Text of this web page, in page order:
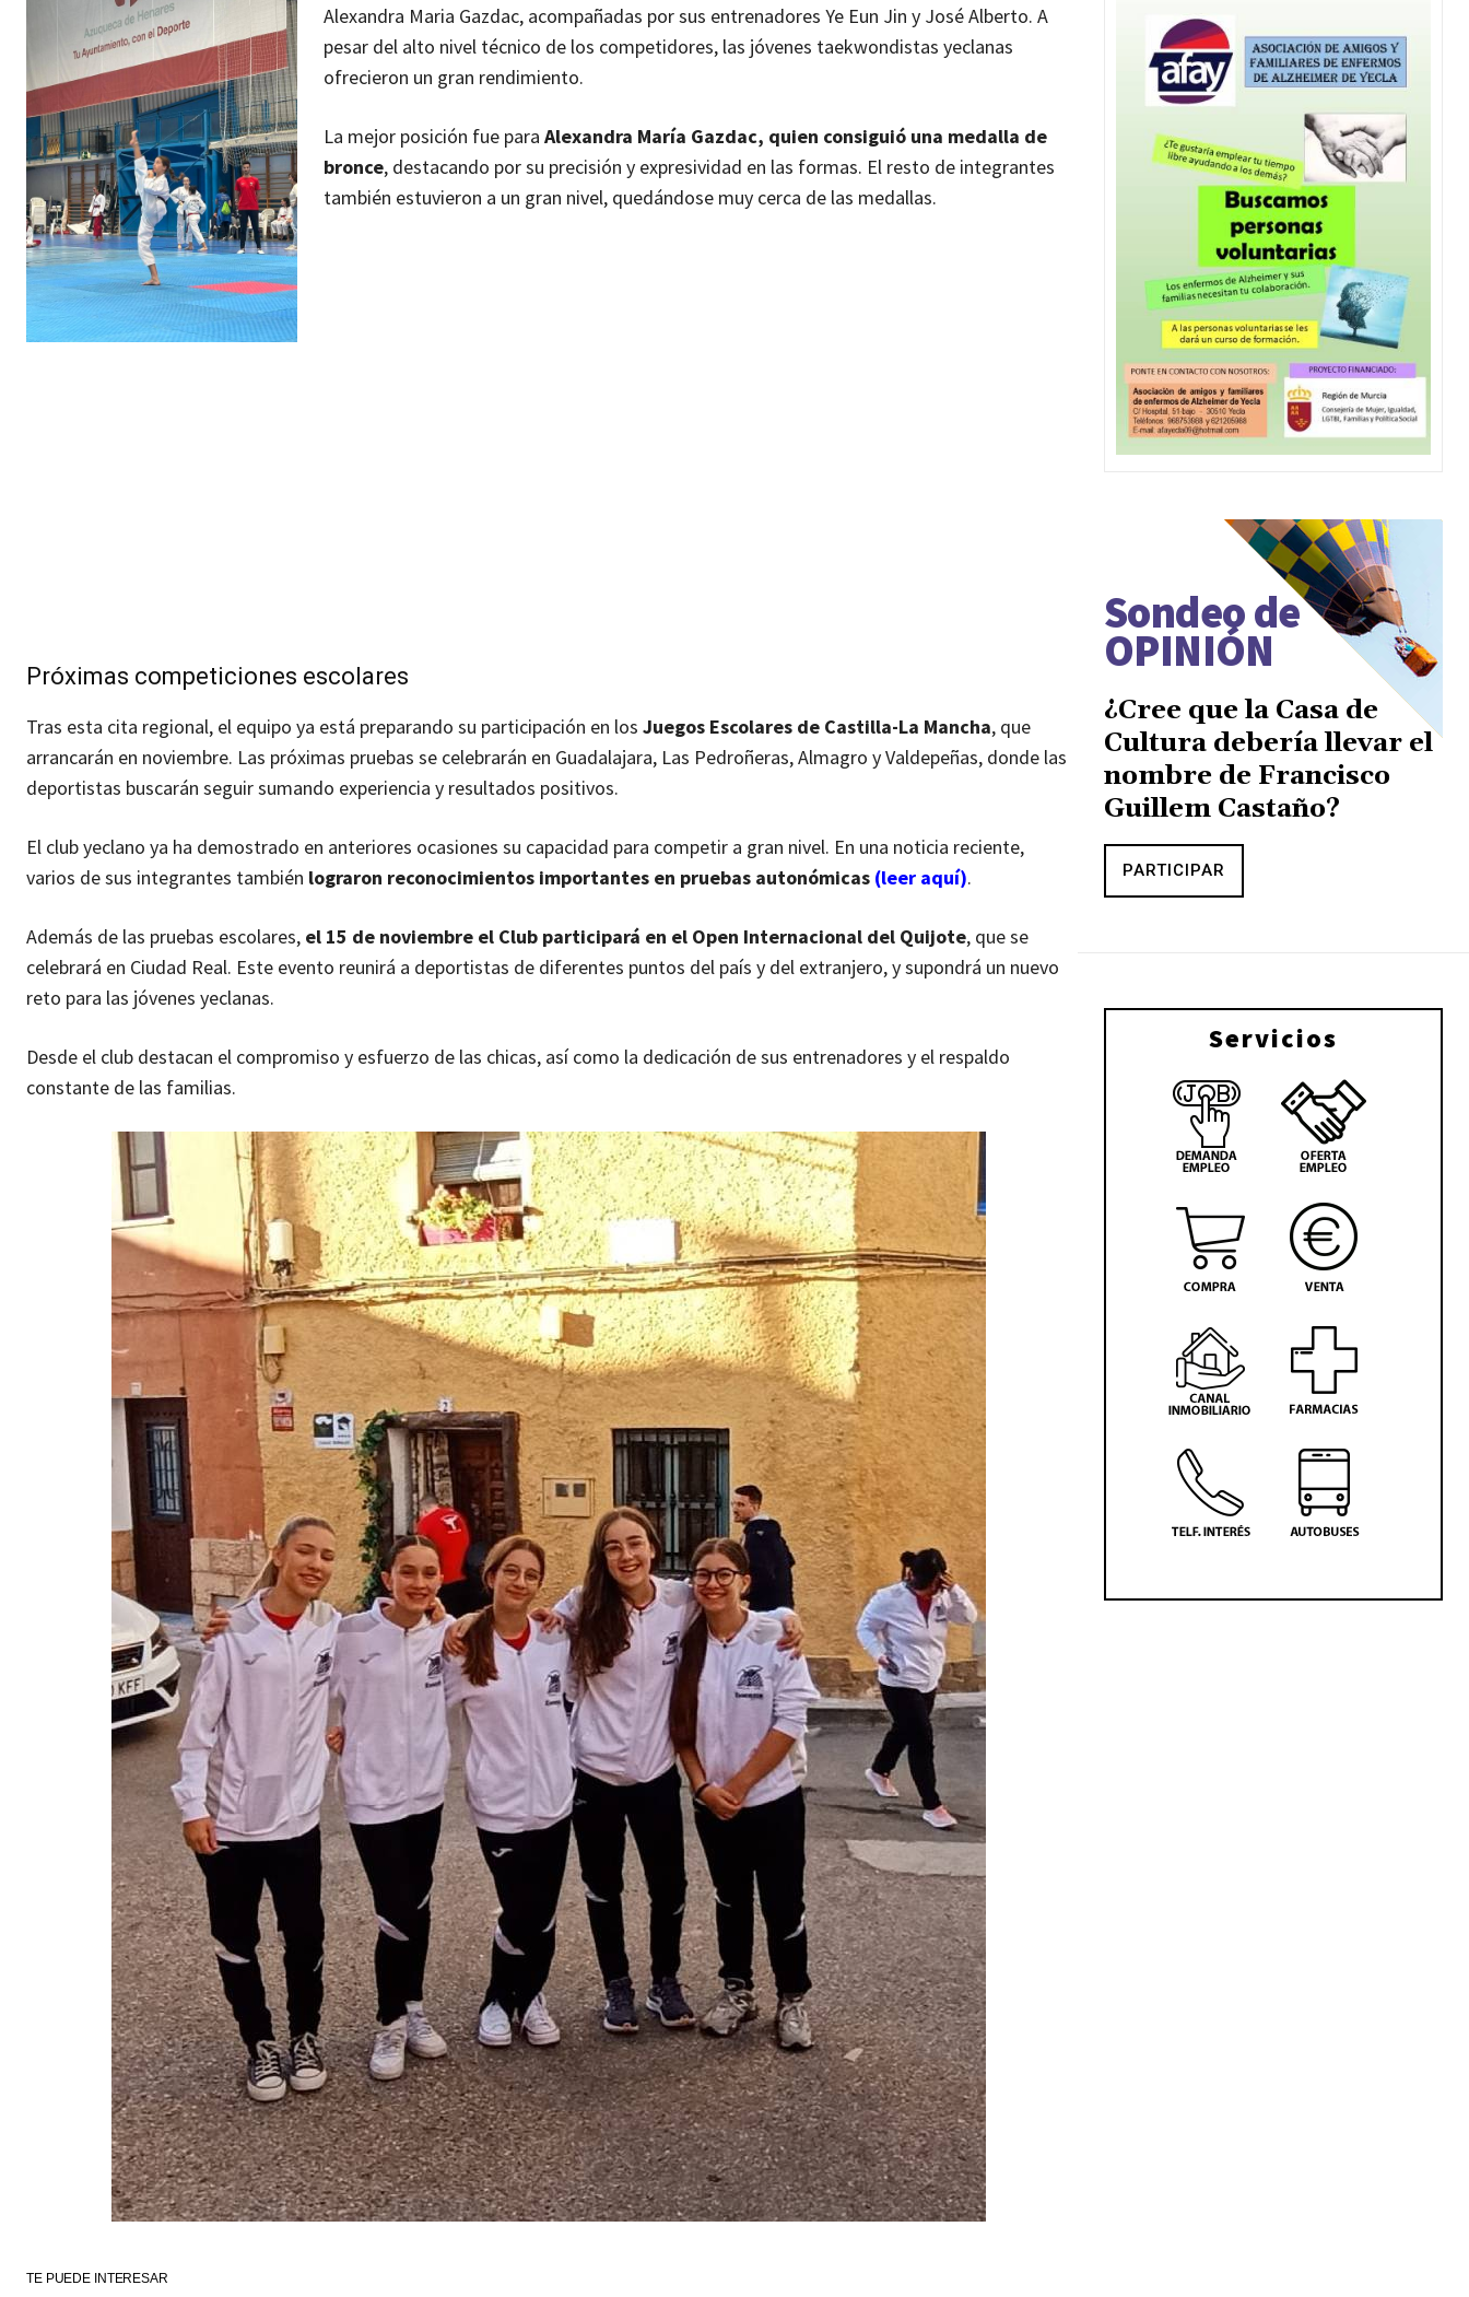
Alexandra Maria Gazdac, acompañadas por sus entrenadores Ye Eun Jin y José Alberto. A
pesar del alto nivel técnico de los competidores, las jóvenes taekwondistas yeclanas
ofrecieron un gran rendimiento.
La mejor posición fue para Alexandra María Gazdac, quien consiguió una medalla de
bronce, destacando por su precisión y expresividad en las formas. El resto de integrantes
también estuvieron a un gran nivel, quedándose muy cerca de las medallas.
Próximas competiciones escolares
Tras esta cita regional, el equipo ya está preparando su participación en los Juegos Escolares de Castilla-La Mancha, que
arrancarán en noviembre. Las próximas pruebas se celebrarán en Guadalajara, Las Pedroñeras, Almagro y Valdepeñas, donde las
deportistas buscarán seguir sumando experiencia y resultados positivos.
El club yeclano ya ha demostrado en anteriores ocasiones su capacidad para competir a gran nivel. En una noticia reciente,
varios de sus integrantes también lograron reconocimientos importantes en pruebas autonómicas (leer aquí).
Además de las pruebas escolares, el 15 de noviembre el Club participará en el Open Internacional del Quijote, que se
celebrará en Ciudad Real. Este evento reunirá a deportistas de diferentes puntos del país y del extranjero, y supondrá un nuevo
reto para las jóvenes yeclanas.
Desde el club destacan el compromiso y esfuerzo de las chicas, así como la dedicación de sus entrenadores y el respaldo
constante de las familias.
TE PUEDE INTERESAR
Sondeo de
OPINIÓN
¿Cree que la Casa de
Cultura debería llevar el
nombre de Francisco
Guillem Castaño?
PARTICIPAR
Servicios